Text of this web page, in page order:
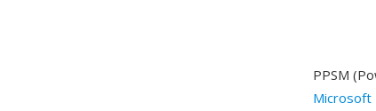
PPSM
Microsoft